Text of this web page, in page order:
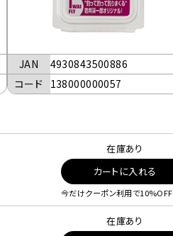
JAN
4930843500886
コード 138000000057
在庫あり
カートに入れる
今だけクーポン利用で10%OFF
在庫あり